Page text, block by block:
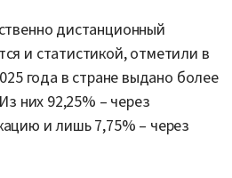
дистанционный
и статистикой, отметили в
года в стране выдано более
них 92,25% – через
и лишь 7,75% – через